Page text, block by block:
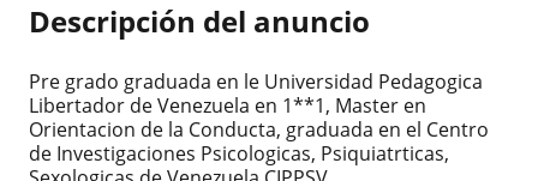
Descripción del anuncio
Pre grado graduada en le Universidad Pedagogica
Libertador de Venezuela en 1**1, Master en
Orientacion de la Conducta, graduada en el Centro
de Investigaciones Psicologicas, Psiquiatrticas,